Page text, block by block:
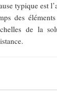
typique est
des
de la